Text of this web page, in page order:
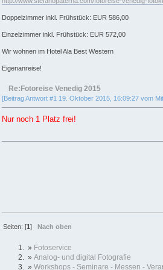
Doppelzimmer inkl. Frühstück: EUR 586,00
Einzelzimmer inkl. Frühstück: EUR 572,00
Wir wohnen im Hotel Ala Best Western
Eigenanreise!
Re:Fotoreise Venedig 2015
[Beitrag Antwort #1 19. Oktober 2015, 16:09:27 vom
Nur noch 1 Platz frei!
Seiten: [1]Nach oben
» Fotoservice
» Analog- und digital Fotografie
» Workshops - Seminare - Messen -